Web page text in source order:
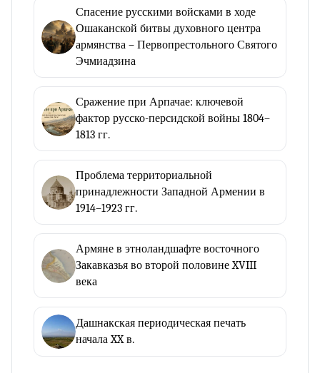
Спасение русскими войсками в ходе
Ошаканской битвы духовного центра
армянства – Первопрестольного Святого
Эчмиадзина
Сражение при Арпачае: ключевой
фактор русско-персидской войны 1804–
1813 гг.
Проблема территориальной
принадлежности Западной Армении в
1914–1923 гг.
Армяне в этноландшафте восточного
Закавказья во второй половине XVIII
века
Дашнакская периодическая печать
начала XX в.